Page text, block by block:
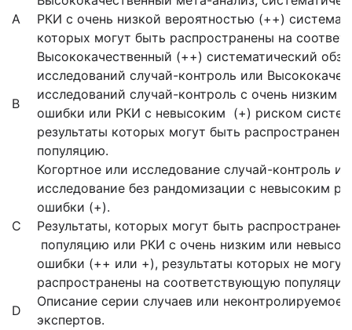
А
РКИ с очень низкой вероятностью (++)
которых могут быть распространены на
В
Высококачественный (++) систематический
исследований случай-контроль или
исследований случай-контроль с очень низким
ошибки или РКИ с невысоким (+) риском
результаты которых могут быть
популяцию.
С
Когортное или исследование случай-контроль
исследование без рандомизации с невысоким
ошибки (+).
Результаты, которых могут быть
популяцию или РКИ с очень низким или
ошибки (++ или +), результаты которых не
распространены на соответствующую
D
Описание серии случаев или неконтролируемое
экспертов.